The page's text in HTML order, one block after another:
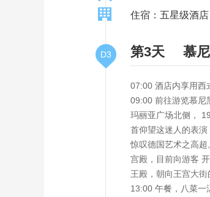
住宿：五星级酒店
D3 第3天 慕
07:00 酒店内享用西
09:00 前往游览慕尼
玛丽亚广场北侧，
首仰望这迷人的表演
惊叹德国艺术之高
宫殿，目前向游客
王殿，朝向王宫大
13:00 午餐，八菜一